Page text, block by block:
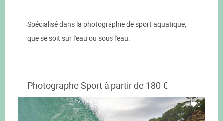
Spécialisé dans la photographie de sport aquatique,
que se soit sur l'eau ou sous l'eau.
Photographe Sport à partir de 180 €
0